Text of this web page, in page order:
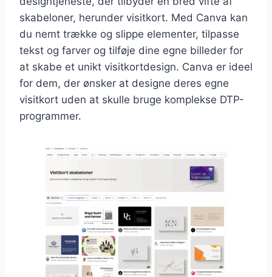
skabeloner, herunder visitkort. Med Canva kan
du nemt trække og slippe elementer, tilpasse
tekst og farver og tilføje dine egne billeder for
at skabe et unikt visitkortdesign. Canva er ideel
for dem, der ønsker at designe deres egne
visitkort uden at skulle bruge komplekse DTP-
programmer.